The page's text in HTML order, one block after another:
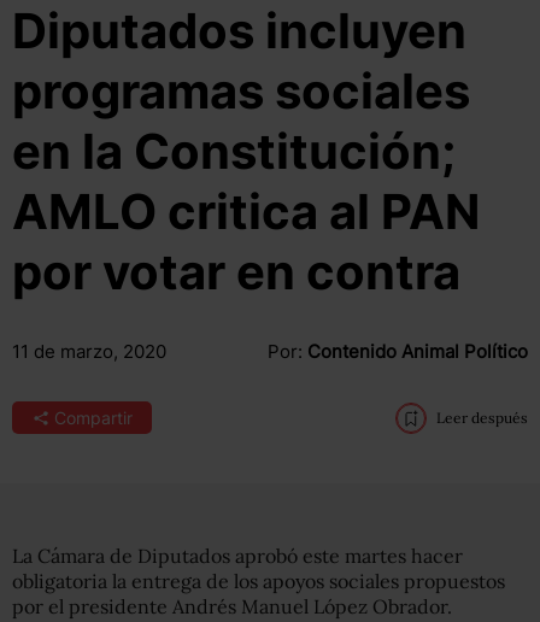
Diputados incluyen
programas sociales
en la Constitución;
AMLO critica al PAN
por votar en contra
11 de marzo, 2020 Por: Contenido Animal Político
Compartir Leer después
La Cámara de Diputados aprobó este martes hacer
obligatoria la entrega de los apoyos sociales propuestos
por el presidente Andrés Manuel López Obrador.